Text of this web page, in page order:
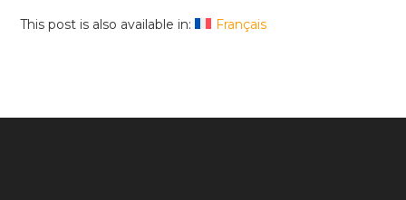
This post is also available in: Français